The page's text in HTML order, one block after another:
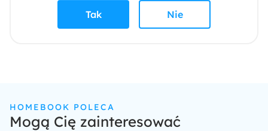
Tak Nie
HOMEBOOK POLECA
Mogą Cię zainteresować